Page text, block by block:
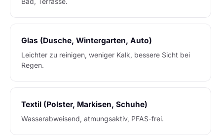
Glas (Dusche, Wintergarten, Auto)
Leichter zu reinigen, weniger Kalk, bessere Sicht bei
Regen.
Textil (Polster, Markisen, Schuhe)
Wasserabweisend, atmungsaktiv, PFAS-frei.